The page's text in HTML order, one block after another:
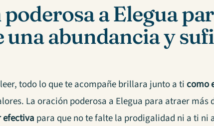
a Elegua
una abundancia y
todo lo que te acompañe brillara junto a ti como
La oración poderosa a Elegua para atraer más
efectiva para que no te falte la prodigalidad ni a ti ni